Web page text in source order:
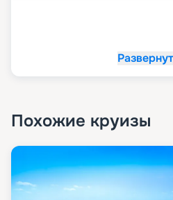
Похожие круизы